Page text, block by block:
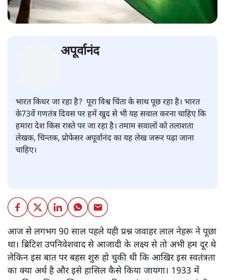
अपूर्वानंद
भारत किधर जा रहा है? पूरा विश्व चिंता के साथ पूछ रहा है। भारत
के73वें गणतंत्र दिवस पर हमें खुद से भी यह सवाल करना चाहिए कि
हमारा देश किस रास्ते पर जा रहा है। तमाम सवालों को तलाशता
लेखक, चिन्तक, प्रोफेसर अपूर्वानंद का यह लेख जरूर पढ़ा जाना
चाहिए।
आज से लगभग 90 साल पहले यही प्रश्न जवाहर लाल नेहरू ने पूछा
था। ब्रिटिश उपनिवेशवाद से आजादी के लक्ष्य से तो अभी हम दूर थे
लेकिन इस बात पर बहस शुरु हो चुकी थी कि आखिर इस स्वतंत्रता
का क्या अर्थ है और इसे हासिल कैसे किया जायगा। 1933 में